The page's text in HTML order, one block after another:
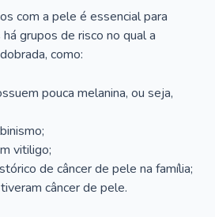
com a pele é essencial para
grupos de risco no qual a
como:
pouca melanina, ou seja,
vitiligo;
de câncer de pele na família;
câncer de pele.